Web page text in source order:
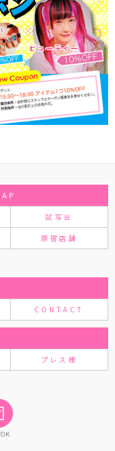
試写会
原宿店舗
CONTACT
プレス様